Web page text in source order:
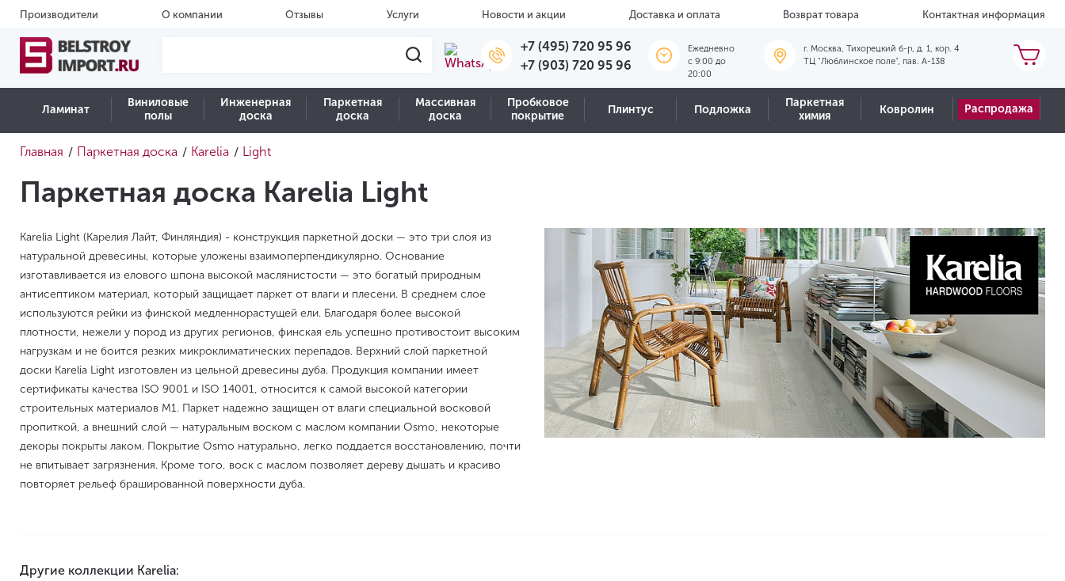
Производители О компании Отзывы Услуги Новости и акции Доставка и оплата Возврат товара Контактная информация
+7 (495) 720 95 96
+7 (903) 720 95 96
Ежедневно
c 9:00 до
20:00
г. Москва, Тихорецкий б-р, д. 1, кор. 4
ТЦ "Люблинское поле", пав. А-138
Ламинат
Виниловые
полы
Инженерная
доска
Паркетная
доска
Массивная
доска
Пробковое
покрытие
Плинтус Подложка
Паркетная
химия
Ковролин Распродажа
Главная / Паркетная доска / Karelia / Light
Паркетная доска Karelia Light
Karelia Light (Карелия Лайт, Финляндия) - конструкция паркетной доски — это три слоя из
натуральной древесины, которые уложены взаимоперпендикулярно. Основание
изготавливается из елового шпона высокой маслянистости — это богатый природным
антисептиком материал, который защищает паркет от влаги и плесени. В среднем слое
используются рейки из финской медленнорастущей ели. Благодаря более высокой
плотности, нежели у пород из других регионов, финская ель успешно противостоит высоким
нагрузкам и не боится резких микроклиматических перепадов. Верхний слой паркетной
доски Karelia Light изготовлен из цельной древесины дуба. Продукция компании имеет
сертификаты качества ISO 9001 и ISO 14001, относится к самой высокой категории
строительных материалов M1. Паркет надежно защищен от влаги специальной восковой
пропиткой, а внешний слой — натуральным воском с маслом компании Osmo, некоторые
декоры покрыты лаком. Покрытие Osmo натурально, легко поддается восстановлению, почти
не впитывает загрязнения. Кроме того, воск с маслом позволяет дереву дышать и красиво
повторяет рельеф брашированной поверхности дуба.
Другие коллекции Karelia: